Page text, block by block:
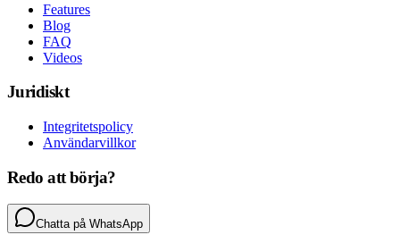
Features
Blog
FAQ
Videos
Juridiskt
Integritetspolicy
Användarvillkor
Redo att börja?
Chatta på WhatsApp